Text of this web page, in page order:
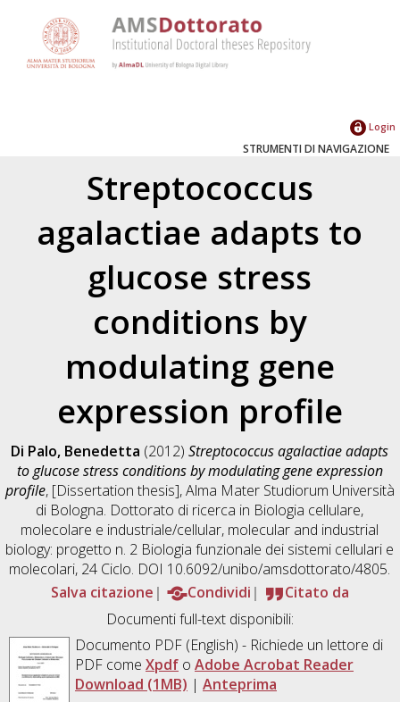
Login
STRUMENTI DI NAVIGAZIONE
Streptococcus
agalactiae adapts to
glucose stress
conditions by
modulating gene
expression profile
Di Palo, Benedetta (2012)Streptococcus agalactiae adapts
to glucose stress conditions by modulating gene expression
profile, [Dissertation thesis], Alma Mater Studiorum Università
di Bologna. Dottorato di ricerca in Biologia cellulare,
molecolare e industriale/cellular, molecular and industrial
biology: progetto n. 2 Biologia funzionale dei sistemi cellulari e
molecolari, 24 Ciclo. DOI 10.6092/unibo/amsdottorato/4805.
Salva citazione
Condividi
Citato da
Documenti full-text disponibili:
Documento PDF(English) - Richiede un lettore di
PDF come Xpdfo Adobe Acrobat Reader
Download (1MB) | Anteprima